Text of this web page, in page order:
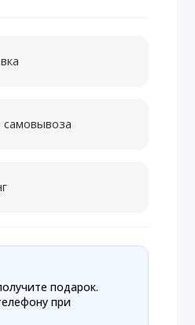
самовывоза
подарок.
при